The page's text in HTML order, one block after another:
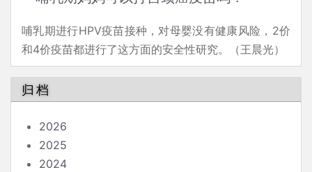
哺乳期进行HPV疫苗接种，对母婴没有健康风险，2价
和4价疫苗都进行了这方面的安全性研究。（王晨光）
归档
2026
2025
2024